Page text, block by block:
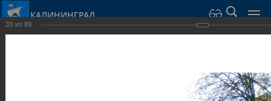
КАЛИНИНГРАД
Общественные здания и сооружения
33 из 89